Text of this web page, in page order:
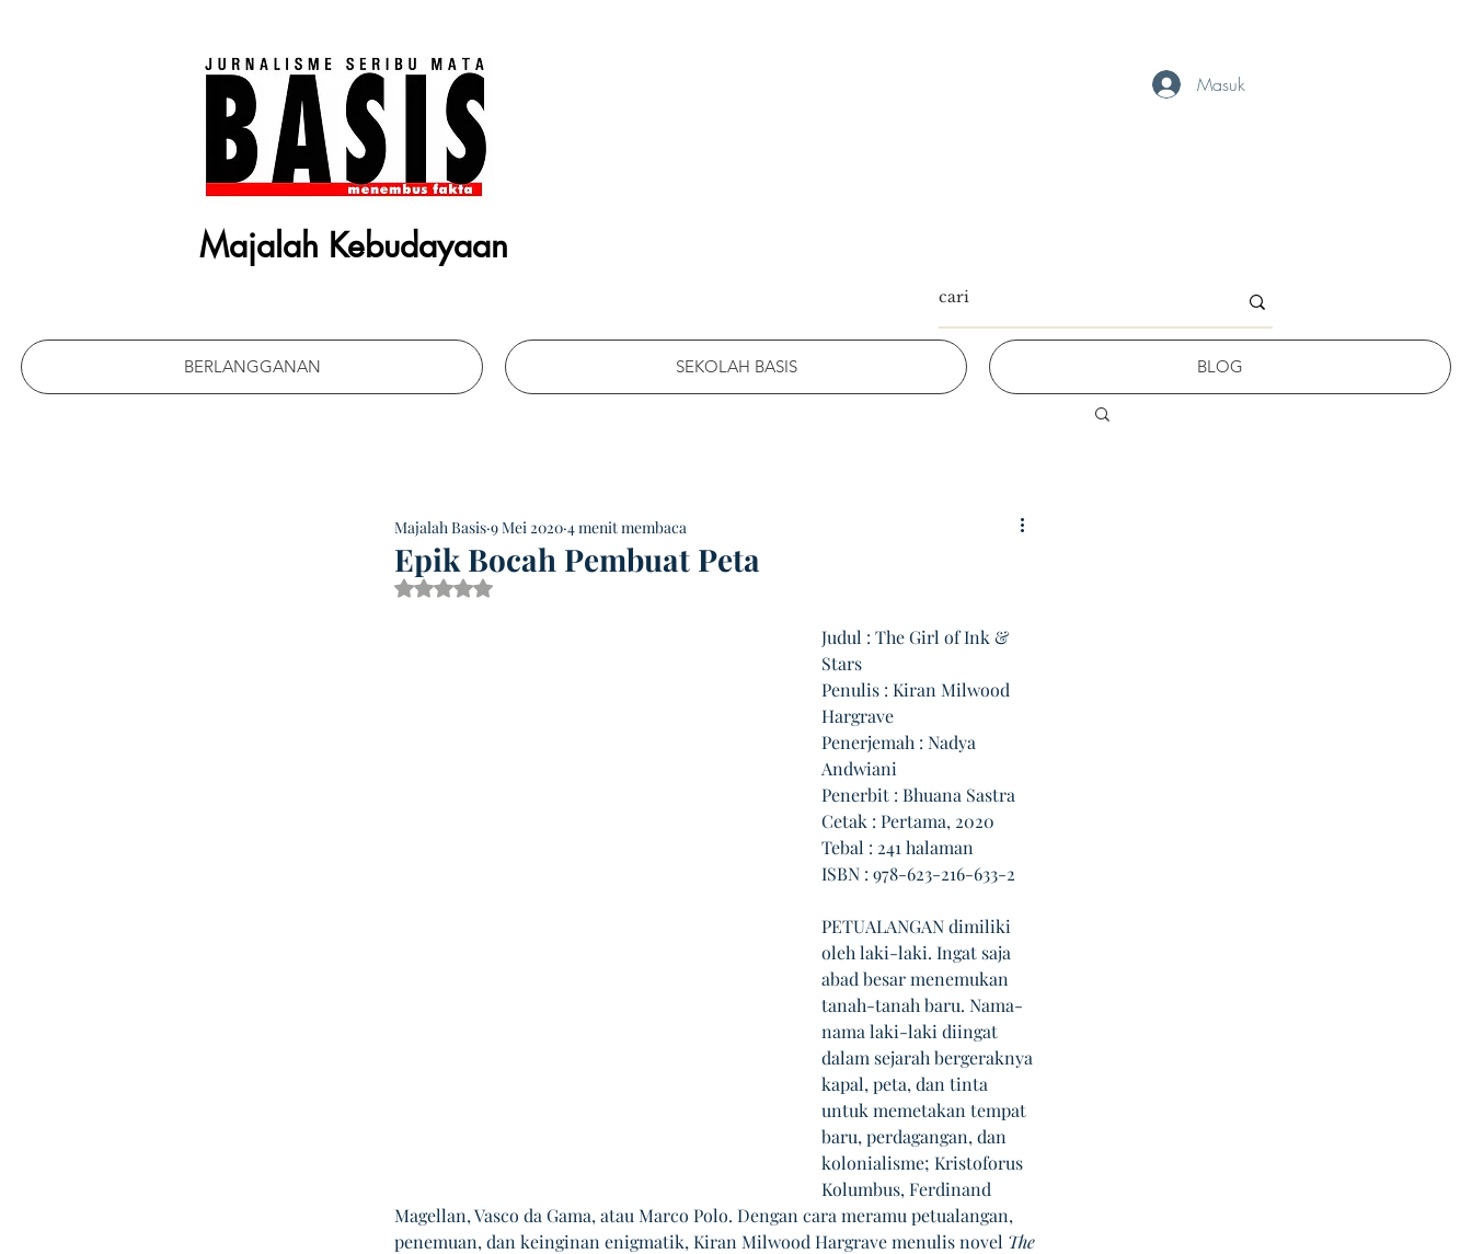
Masuk
Majalah Kebudayaan
BERLANGGANAN SEKOLAH BASIS BLOG
Epik Bocah Pembuat Peta
Majalah Basis 9 Mei 2020 4 menit membaca
Dinilai NaN dari 5 bintang.
Judul : The Girl of Ink &
Stars
Penulis : Kiran Milwood
Hargrave
Penerjemah : Nadya
Andwiani
Penerbit : Bhuana Sastra
Cetak : Pertama, 2020
Tebal : 241 halaman
ISBN : 978-623-216-633-2
PETUALANGAN dimiliki
oleh laki-laki. Ingat saja
abad besar menemukan
tanah-tanah baru. Nama-
nama laki-laki diingat
dalam sejarah bergeraknya
kapal, peta, dan tinta
untuk memetakan tempat
baru, perdagangan, dan
kolonialisme; Kristoforus
Kolumbus, Ferdinand
Magellan, Vasco da Gama, atau Marco Polo. Dengan cara meramu petualangan,
penemuan, dan keinginan enigmatik, Kiran Milwood Hargrave menulis novel The